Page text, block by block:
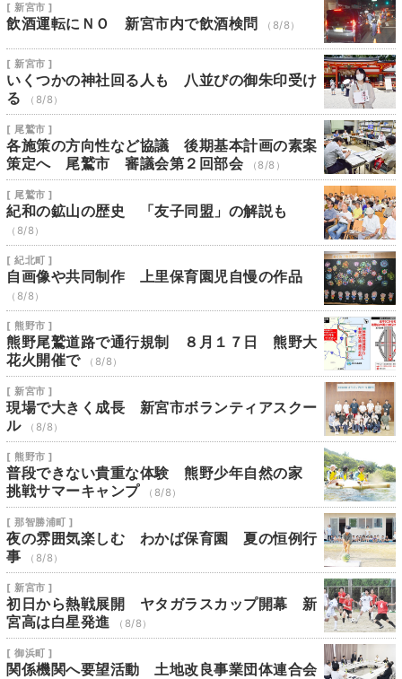
[ 新宮市 ]
飲酒運転にＮＯ 新宮市内で飲酒検問 （8/8）
[ 新宮市 ]
いくつかの神社回る人も 八並びの御朱印受け
る
（8/8）
[ 尾鷲市 ]
各施策の方向性など協議 後期基本計画の素案
策定へ 尾鷲市 審議会第２回部会
（8/8）
[ 尾鷲市 ]
紀和の鉱山の歴史 「友子同盟」の解説も
（8/8）
[ 紀北町 ]
自画像や共同制作 上里保育園児自慢の作品
（8/8）
[ 熊野市 ]
熊野尾鷲道路で通行規制 ８月１７日 熊野大
花火開催で
（8/8）
[ 新宮市 ]
現場で大きく成長 新宮市ボランティアスクー
ル
（8/8）
[ 熊野市 ]
普段できない貴重な体験 熊野少年自然の家
挑戦サマーキャンプ
（8/8）
[ 那智勝浦町 ]
夜の雰囲気楽しむ わかば保育園 夏の恒例行
事
（8/8）
[ 新宮市 ]
初日から熱戦展開 ヤタガラスカップ開幕 新
宮高は白星発進
（8/8）
[ 御浜町 ]
関係機関へ要望活動 土地改良事業団体連合会